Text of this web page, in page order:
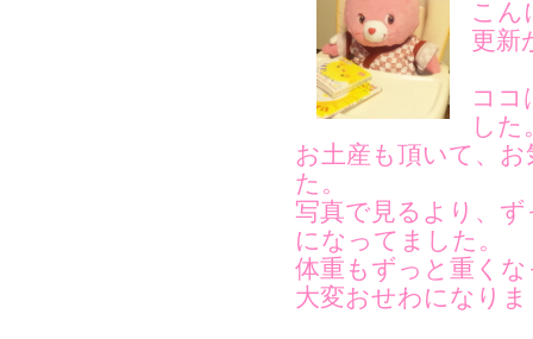
こん
更新
ココ
した
お土産も頂いて、
た。
写真で見るより、
になってました。
体重もずっと重く
大変おせわになり